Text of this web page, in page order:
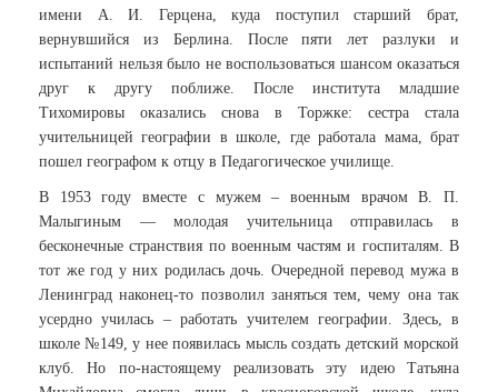
имени А. И. Герцена, куда поступил старший брат,
вернувшийся из Берлина. После пяти лет разлуки и
испытаний нельзя было не воспользоваться шансом оказаться
друг к другу поближе. После института младшие
Тихомировы оказались снова в Торжке: сестра стала
учительницей географии в школе, где работала мама, брат
пошел географом к отцу в Педагогическое училище.
В 1953 году вместе с мужем – военным врачом В. П.
Малыгиным — молодая учительница отправилась в
бесконечные странствия по военным частям и госпиталям. В
тот же год у них родилась дочь. Очередной перевод мужа в
Ленинград наконец-то позволил заняться тем, чему она так
усердно училась – работать учителем географии. Здесь, в
школе №149, у нее появилась мысль создать детский морской
клуб. Но по-настоящему реализовать эту идею Татьяна